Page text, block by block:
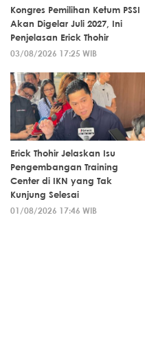
Kongres Pemilihan Ketum PSSI
Akan Digelar Juli 2027, Ini
Penjelasan Erick Thohir
03/08/2026 17:25 WIB
Erick Thohir Jelaskan Isu
Pengembangan Training
Center di IKN yang Tak
Kunjung Selesai
01/08/2026 17:46 WIB